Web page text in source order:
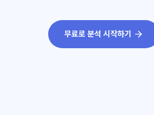
무료로 분석 시작하기